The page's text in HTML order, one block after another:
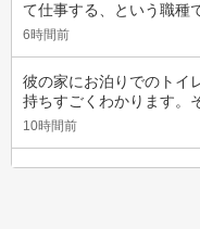
て仕事する、という職種
6時間前
彼の家にお泊りでのトイ
持ちすごくわかります。
10時間前